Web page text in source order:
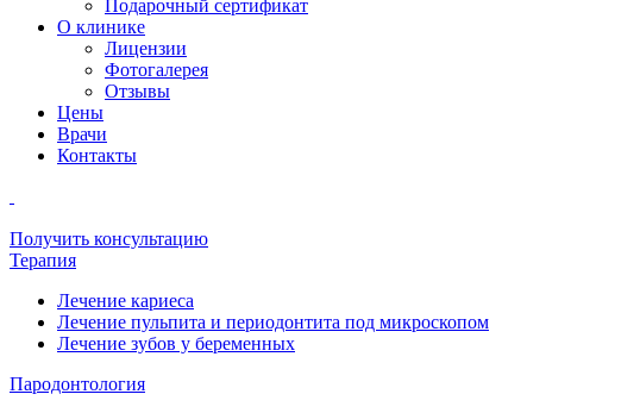
Подарочный сертификат
О клинике
Лицензии
Фотогалерея
Отзывы
Цены
Врачи
Контакты
Получить консультацию
Терапия
Лечение кариеса
Лечение пульпита и периодонтита под микроскопом
Лечение зубов у беременных
Пародонтология